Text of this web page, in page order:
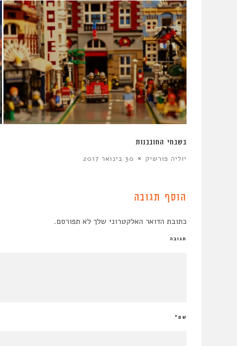
בשבחי החובבנות
יוליה פורשיק 30 בינואר 2017
הוסף תגובה
כתובת הדואר האלקטרוני שלך לא תפורסם.
תגובה
שם*